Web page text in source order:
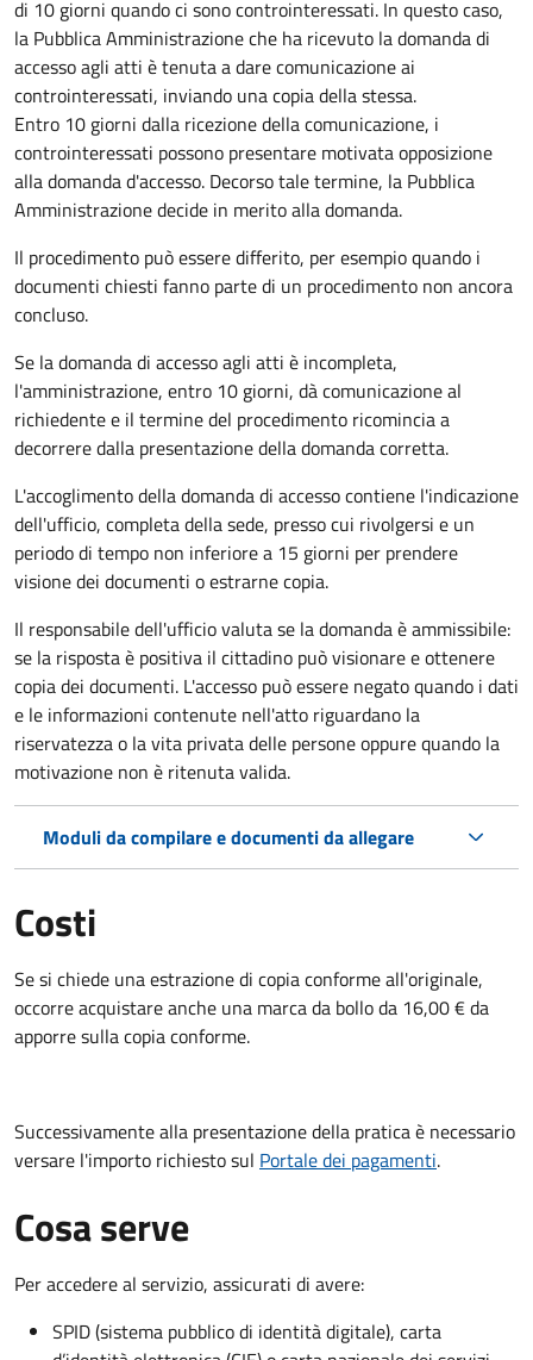
di 10 giorni quando ci sono controinteressati. In questo caso,
la Pubblica Amministrazione che ha ricevuto la domanda di
accesso agli atti è tenuta a dare comunicazione ai
controinteressati, inviando una copia della stessa.
Entro 10 giorni dalla ricezione della comunicazione, i
controinteressati possono presentare motivata opposizione
alla domanda d'accesso. Decorso tale termine, la Pubblica
Amministrazione decide in merito alla domanda.
Il procedimento può essere differito, per esempio quando i
documenti chiesti fanno parte di un procedimento non ancora
concluso.
Se la domanda di accesso agli atti è incompleta,
l'amministrazione, entro 10 giorni, dà comunicazione al
richiedente e il termine del procedimento ricomincia a
decorrere dalla presentazione della domanda corretta.
L'accoglimento della domanda di accesso contiene l'indicazione
dell'ufficio, completa della sede, presso cui rivolgersi e un
periodo di tempo non inferiore a 15 giorni per prendere
visione dei documenti o estrarne copia.
Il responsabile dell'ufficio valuta se la domanda è ammissibile:
se la risposta è positiva il cittadino può visionare e ottenere
copia dei documenti. L'accesso può essere negato quando i dati
e le informazioni contenute nell'atto riguardano la
riservatezza o la vita privata delle persone oppure quando la
motivazione non è ritenuta valida.
Moduli da compilare e documenti da allegare
Costi
Se si chiede una estrazione di copia conforme all'originale,
occorre acquistare anche una marca da bollo da 16,00 € da
apporre sulla copia conforme.
Successivamente alla presentazione della pratica è necessario
versare l'importo richiesto sul Portale dei pagamenti.
Cosa serve
Per accedere al servizio, assicurati di avere:
SPID (sistema pubblico di identità digitale), carta